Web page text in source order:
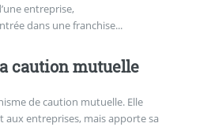
entreprise,
dans une franchise...
caution mutuelle
de caution mutuelle. Elle
aux entreprises, mais apporte sa